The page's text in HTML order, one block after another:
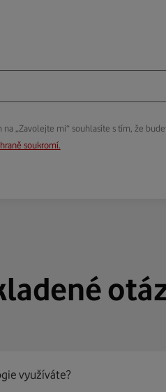
„Zavolejte mi“ souhlasíte s tím, že
soukromí.
využíváte?